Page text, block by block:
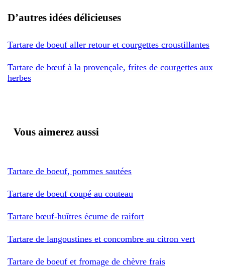
D’autres idées délicieuses
Tartare de boeuf aller retour et courgettes croustillantes
Tartare de bœuf à la provençale, frites de courgettes aux
herbes
Vous aimerez aussi
Tartare de boeuf, pommes sautées
Tartare de boeuf coupé au couteau
Tartare bœuf-huîtres écume de raifort
Tartare de langoustines et concombre au citron vert
Tartare de boeuf et fromage de chèvre frais